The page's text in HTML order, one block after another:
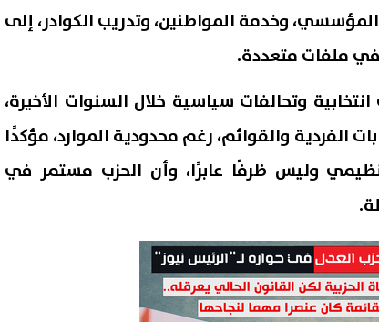
وخدمة المواطنين، وتدريب الكوادر، إلى
ملفات متعددة.
وتحالفات سياسية خلال السنوات الأخيرة،
الفردية والقوائم، رغم محدودية الموارد، مؤكدًا
وليس ظرفًا عابرًا، وأن الحزب مستمر في